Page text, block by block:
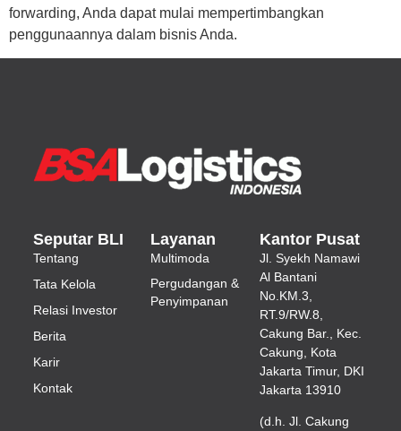
forwarding, Anda dapat mulai mempertimbangkan
penggunaannya dalam bisnis Anda.
Seputar BLI
Tentang
Tata Kelola
Relasi Investor
Berita
Karir
Kontak
Layanan
Multimoda
Pergudangan &
Penyimpanan
Kantor Pusat
Jl. Syekh Namawi
Al Bantani
No.KM.3,
RT.9/RW.8,
Cakung Bar., Kec.
Cakung, Kota
Jakarta Timur, DKI
Jakarta 13910
(d.h. Jl. Cakung